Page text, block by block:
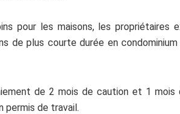
pour les maisons, les propriétaires
de plus courte durée en condominium
de 2 mois de caution et 1 mois
permis de travail.